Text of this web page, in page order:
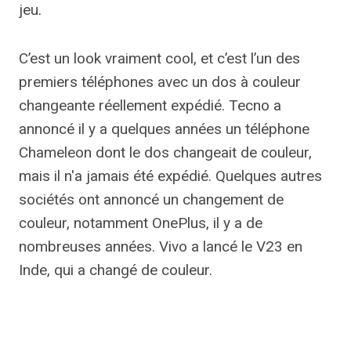
jeu.
C’est un look vraiment cool, et c’est l’un des
premiers téléphones avec un dos à couleur
changeante réellement expédié. Tecno a
annoncé il y a quelques années un téléphone
Chameleon dont le dos changeait de couleur,
mais il n'a jamais été expédié. Quelques autres
sociétés ont annoncé un changement de
couleur, notamment OnePlus, il y a de
nombreuses années. Vivo a lancé le V23 en
Inde, qui a changé de couleur.